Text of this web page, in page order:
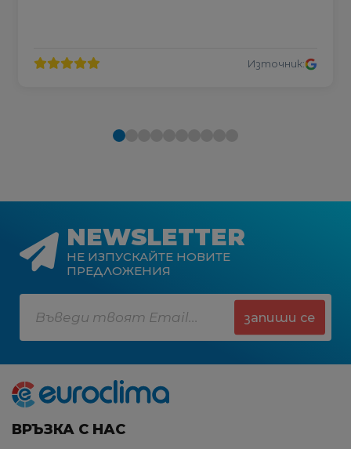
Източник:
NEWSLETTER
НЕ ИЗПУСКАЙТЕ НОВИТЕ
ПРЕДЛОЖЕНИЯ
запиши се
ВРЪЗКА С НАС